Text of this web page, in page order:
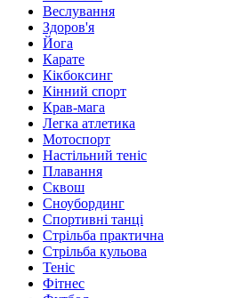
Веслування
Здоров'я
Йога
Карате
Кікбоксинг
Кінний спорт
Крав-мага
Легка атлетика
Мотоспорт
Настільний теніс
Плавання
Сквош
Сноубординг
Спортивні танці
Стрільба практична
Стрільба кульова
Теніс
Фітнес